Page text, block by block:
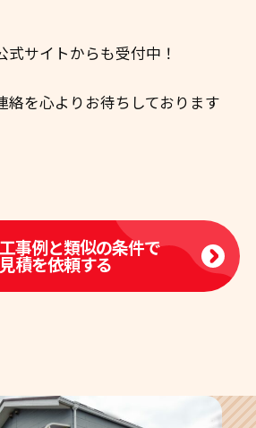
式サイトからも受付中！
絡を心よりお待ちしております
事例と類似の条件で
積を依頼する